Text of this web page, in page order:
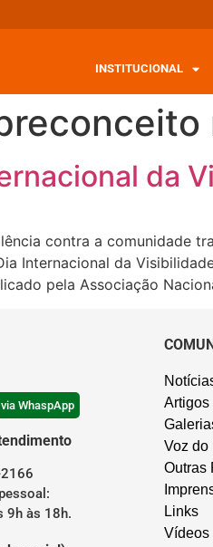
INSTITUCIONAL
da
contra a comunidade
Internacional da
pela Associação
WhaspApp
9h às 18h.
Artigos
Voz do
Outras
Links
Vídeos